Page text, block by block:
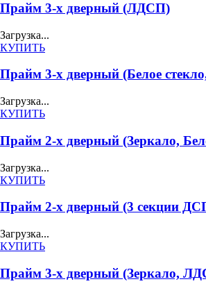
Прайм 3-х дверный (ЛДСП)
Загрузка...
КУПИТЬ
Прайм 3-х дверный (Белое
Загрузка...
КУПИТЬ
Прайм 2-х дверный (Зеркало,
Загрузка...
КУПИТЬ
Прайм 2-х дверный (3 секции
Загрузка...
КУПИТЬ
Прайм 3-х дверный (Зеркало,